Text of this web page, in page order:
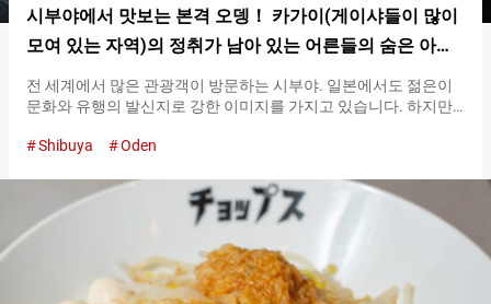
시부야에서 맛보는 본격 오뎅！ 카가이(게이샤들이 많이
모여 있는 자역)의 정취가 남아 있는 어른들의 숨은 아지
트【오뎅 캇포우 히데】
전 세계에서 많은 관광객이 방문하는 시부야. 일본에서도 젊은이
문화와 유행의 발신지로 강한 이미지를 가지고 있습니다. 하지만
많은 요릿집이 늘어서 있던 카가이였습니다. 다다미방에서는 게이
이 당연했다고 합니다. 현재는 완전히 변해버린 시부야지만, 사실
이 마루야마초 지역은 지금도 카가이의 얼굴을 남기고 있습니다.
그중에서도 『오뎅 캇포우 히데（Oden Kappou Hide）』는 카가
이의 정취를 느낄 수 있는 귀중한 가게 중 하나입니다. 『오뎅 캇포
우 히데（Oden Kappou Hide）』의 창업은 １９７６년. 초대 여
주인의 본가였다는 민가를 개축하여 만들어진 점포는, 지은 지 １
Shibuya Oden